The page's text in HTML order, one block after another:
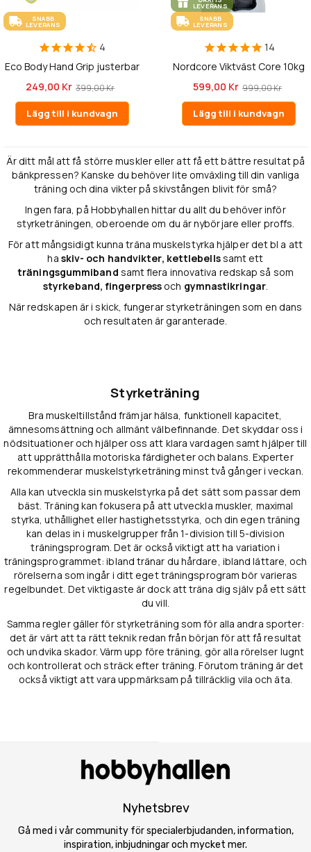
SNABB
LEVERANS
4
Eco Body Hand Grip justerbar
249,00 Kr 399,00 Kr
Lägg till i kundvagn
LEVERANS
SNABB
LEVERANS
14
Nordcore Viktväst Core 10kg
599,00 Kr 999,00 Kr
Lägg till i kundvagn
Är ditt mål att få större muskler eller att få ett bättre resultat på
bänkpressen? Kanske du behöver lite omväxling till din vanliga
träning och dina vikter på skivstången blivit för små?
Ingen fara, på Hobbyhallen hittar du allt du behöver inför
styrketräningen, oberoende om du är nybörjare eller proffs.
För att mångsidigt kunna träna muskelstyrka hjälper det bl a att
ha skiv- och handvikter, kettlebellssamt ett
träningsgummiband samt flera innovativa redskap så som
styrkeband, fingerpress och gymnastikringar.
När redskapen är i skick, fungerar styrketräningen som en dans
och resultaten är garanterade.
Styrketräning
Bra muskeltillstånd främjar hälsa, funktionell kapacitet,
ämnesomsättning och allmänt välbefinnande. Det skyddar oss i
nödsituationer och hjälper oss att klara vardagen samt hjälper till
att upprätthålla motoriska färdigheter och balans. Experter
rekommenderar muskelstyrketräning minst två gånger i veckan.
Alla kan utveckla sin muskelstyrka på det sätt som passar dem
bäst. Träning kan fokusera på att utveckla muskler, maximal
styrka, uthållighet eller hastighetsstyrka, och din egen träning
kan delas in i muskelgrupper från 1-division till 5-division
träningsprogram. Det är också viktigt att ha variation i
träningsprogrammet: ibland tränar du hårdare, ibland lättare, och
rörelserna som ingår i ditt eget träningsprogram bör varieras
regelbundet. Det viktigaste är dock att träna dig själv på ett sätt
du vill.
Samma regler gäller för styrketräning som för alla andra sporter:
det är värt att ta rätt teknik redan från början för att få resultat
och undvika skador. Värm upp före träning, gör alla rörelser lugnt
och kontrollerat och sträck efter träning. Förutom träning är det
också viktigt att vara uppmärksam på tillräcklig vila och äta.
Nyhetsbrev
Gå med i vår community för specialerbjudanden, information,
inspiration, inbjudningar och mycket mer.